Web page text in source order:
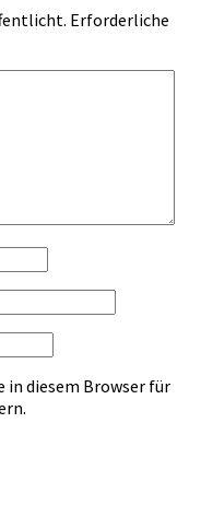
Erforderliche
in diesem Browser für